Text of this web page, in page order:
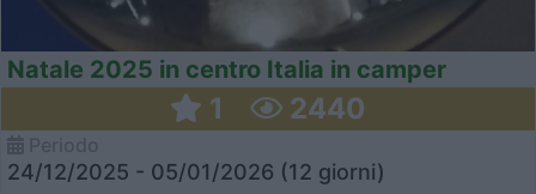
Natale 2025 in centro Italia in camper
1 2440
24/12/2025 - 05/01/2026 (12 giorni)